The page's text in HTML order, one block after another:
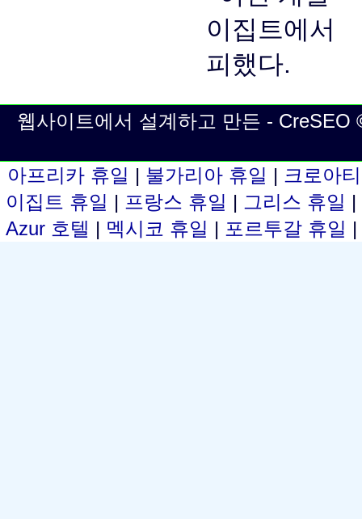
웹사이트에서 설계하고 만든 -
아프리카 휴일 | 불가리아 휴일 | 크로아
이집트 휴일 | 프랑스 휴일 | 그리스 휴일 |
Azur 호텔 | 멕시코 휴일 | 포르투갈 휴일 |